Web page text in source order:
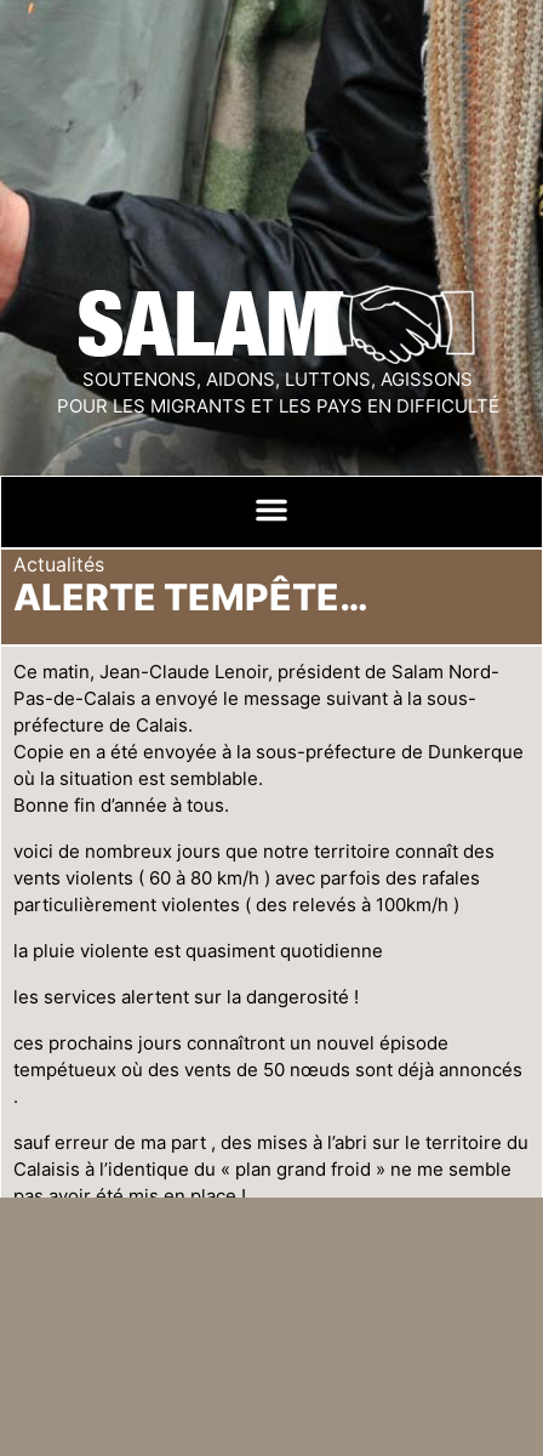
SOUTENONS, AIDONS, LUTTONS, AGISSONS
POUR LES MIGRANTS ET LES PAYS EN DIFFICULTÉ
Actualités
ALERTE TEMPÊTE…
Ce matin, Jean-Claude Lenoir, président de Salam Nord-
Pas-de-Calais a envoyé le message suivant à la sous-
préfecture de Calais.
Copie en a été envoyée à la sous-préfecture de Dunkerque
où la situation est semblable.
Bonne fin d’année à tous.
voici de nombreux jours que notre territoire connaît des
vents violents ( 60 à 80 km/h ) avec parfois des rafales
particulièrement violentes ( des relevés à 100km/h )
la pluie violente est quasiment quotidienne
les services alertent sur la dangerosité !
ces prochains jours connaîtront un nouvel épisode
tempétueux où des vents de 50 nœuds sont déjà annoncés
.
sauf erreur de ma part , des mises à l’abri sur le territoire du
Calaisis à l’identique du « plan grand froid » ne me semble
pas avoir été mis en place !